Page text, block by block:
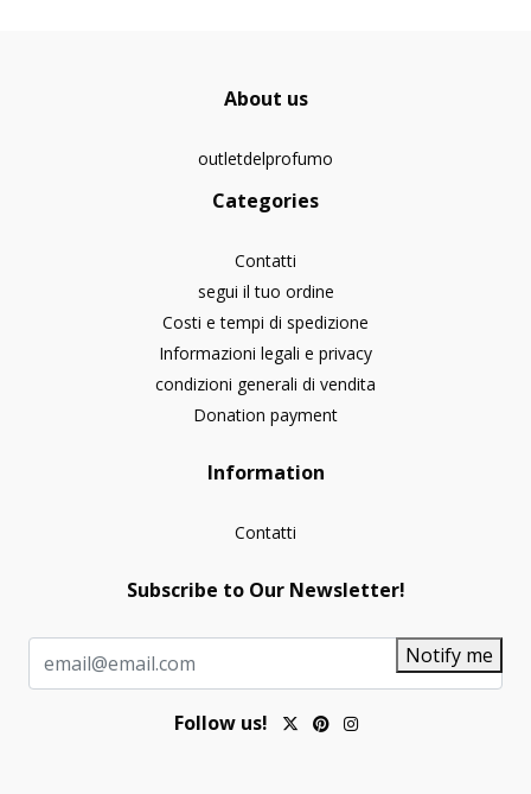
About us
outletdelprofumo
Categories
Contatti
segui il tuo ordine
Costi e tempi di spedizione
Informazioni legali e privacy
condizioni generali di vendita
Donation payment
Information
Contatti
Subscribe to Our Newsletter!
Notify me
Follow us!